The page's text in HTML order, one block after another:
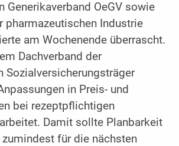
Generikaverband OeGV sowie
pharmazeutischen Industrie
am Wochenende überrascht.
Dachverband der
Sozialversicherungsträger
in Preis- und
bei rezeptpflichtigen
Damit sollte Planbarkeit
für die nächsten